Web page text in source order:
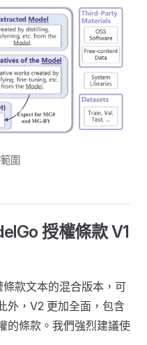
圍
授權條款 V1
條款文本的混合版本，可
外，V2 更加全面，包含
的條款。我們強烈建議使